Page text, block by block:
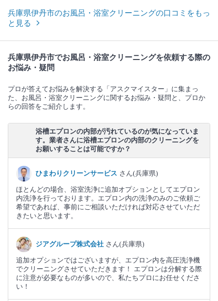
兵庫県伊丹市のお風呂・浴室クリーニングの口コミをもっ
と見る
兵庫県伊丹市でお風呂・浴室クリーニングを依頼する際の
お悩み・疑問
プロが答えてお悩みを解決する「アスクマイスター」に集まっ
た、お風呂・浴室クリーニングに関するお悩み・疑問と、プロか
らの回答をご紹介します。
浴槽エプロンの内部が汚れているのが気になっていま
す。業者さんに浴槽エプロンの内部のクリーニングを
お願いすることは可能ですか？
ひまわりクリーンサービス さん(兵庫県)
ほとんどの場合、浴室洗浄に追加オプションとしてエプロン
内洗浄を行っております。エプロン内の洗浄のみのご依頼ご
希望であれば、事前にご相談いただければ対応させていただ
きたいと思います。
ジアグループ株式会社 さん(兵庫県)
追加オプションではございますが、エプロン内を高圧洗浄機
でクリーニングさせていただきます！ エプロンは分解する際
に注意が必要なものが多いので、私たちプロにお任せくださ
い！